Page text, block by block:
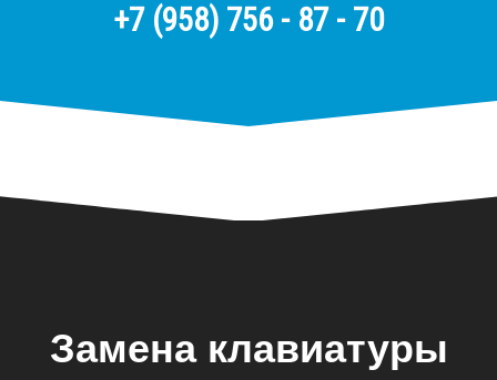
+7 (958) 756 - 87 - 70
Замена клавиатуры